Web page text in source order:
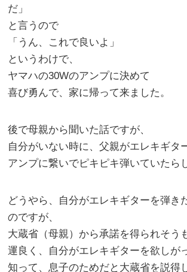
だ」
と言うので
「うん、これで良いよ」
というわけで、
ヤマハの30Wのアンプに決めて
喜び勇んで、家に帰って来ました。
後で母親から聞いた話ですが、
自分がいない時に、父親がエレキギタ
アンプに繋いでピキピキ弾いていたら
どうやら、自分がエレキギターを弾き
のですが、
大蔵省（母親）から承諾を得られそう
運良く、自分がエレキギターを欲しが
知って、息子のためだと大蔵省を説得